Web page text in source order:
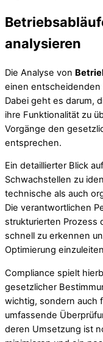
analysieren
Die Analyse von
einen entscheidenden
Dabei geht es darum,
ihre Funktionalität zu
Vorgänge den
entsprechen.
Ein detaillierter Blick
Schwachstellen zu
technische als auch
Die verantwortlichen
strukturierten Prozess
schnell zu erkennen
Optimierung
Compliance spielt
gesetzlicher
wichtig, sondern auch
umfassende
deren Umsetzung ist